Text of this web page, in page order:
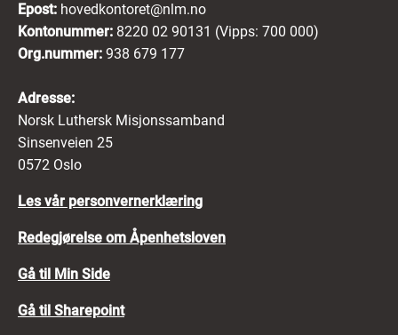
Epost: hovedkontoret@nlm.no
Kontonummer: 8220 02 90131 (Vipps: 700 000)
Org.nummer: 938 679 177
Adresse:
Norsk Luthersk Misjonssamband
Sinsenveien 25
0572 Oslo
Les vår personvernerklæring
Redegjørelse om Åpenhetsloven
Gå til Min Side
Gå til Sharepoint